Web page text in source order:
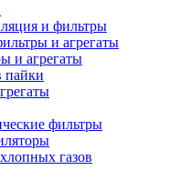
и фильтры
и агрегаты
и агрегаты
пайки
фильтры
газов